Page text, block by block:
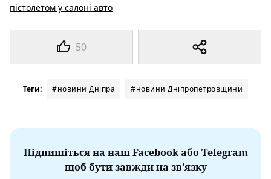
50
пістолетом у салоні авто
Теги: #новини Дніпра #новини Дніпропетровщини
Підпишіться на наш Facebook або Telegram
щоб бути завжди на зв’язку